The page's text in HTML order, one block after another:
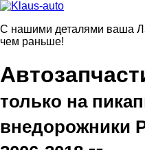
С нашими деталями ваша
чем раньше!
только на
внедорожники